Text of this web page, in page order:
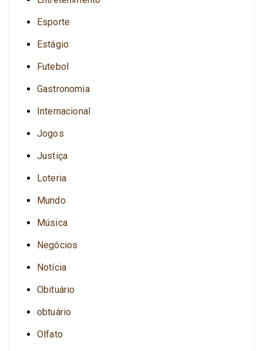
Esporte
Estágio
Futebol
Gastronomia
Internacional
Jogos
Justiça
Loteria
Mundo
Música
Negócios
Notícia
Obituário
obtuário
Olfato